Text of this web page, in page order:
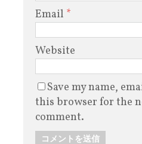
Email *
Website
Save my name,
this browser for the
comment.